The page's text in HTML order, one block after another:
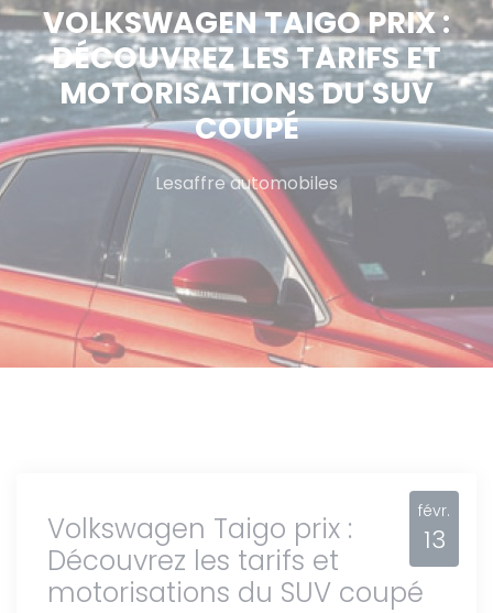
VOLKSWAGEN TAIGO PRIX :
DÉCOUVREZ LES TARIFS ET
MOTORISATIONS DU SUV
COUPÉ
Lesaffre automobiles
févr.
13
Volkswagen Taigo prix :
Découvrez les tarifs et
motorisations du SUV coupé